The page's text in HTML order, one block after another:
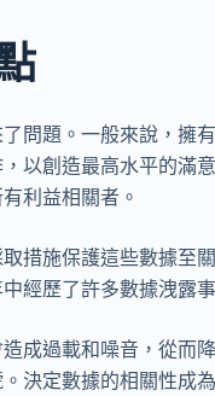
問題。一般來說，擁
以創造最高水平的滿
利益相關者。
措施保護這些數據至
經歷了許多數據洩露
成過載和噪音，從而
決定數據的相關性成